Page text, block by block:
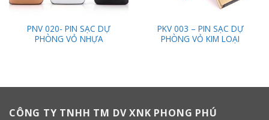
PNV 020- PIN SẠC DỰ
PHÒNG VỎ NHỰA
PKV 003 – PIN SẠC DỰ
PHÒNG VỎ KIM LOẠI
CÔNG TY TNHH TM DV XNK PHONG PHÚ